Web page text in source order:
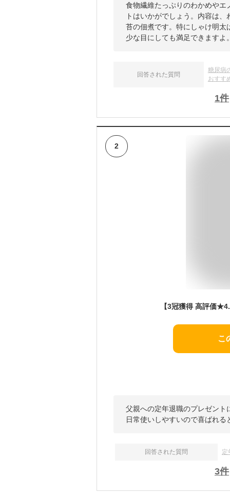
食物繊維たっぷりのわかめや
トはいかがでしょう。内容は
苔の佃煮です。特にしゃけ明
少な目にしても満足できますよ
回答された質問
糖尿病
おすす
1件
2
こ
父親への定年退職のプレゼン
日常使いしやすいので喜ばれる
回答された質問 定
3件